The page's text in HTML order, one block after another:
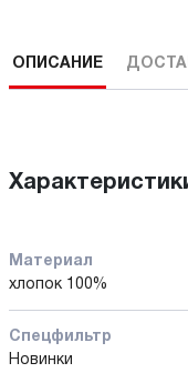
ОПИСАНИЕ
Материал
хлопок 100%
Спецфильтр
Новинки